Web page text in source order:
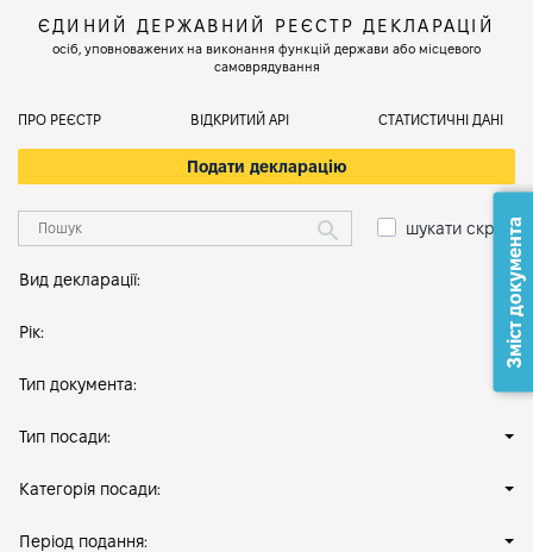
ЄДИНИЙ ДЕРЖАВНИЙ РЕЄСТР ДЕКЛАРАЦІЙ
осіб, уповноважених на виконання функцій держави або місцевого
самоврядування
ПРО РЕЄСТР ВІДКРИТИЙ АРІ СТАТИСТИЧНІ ДАНІ
Подати декларацію
шукати скрізь
Вид декларації:
Рік:
Тип документа:
Тип посади:
Категорія посади:
Період подання:
Зміст документа